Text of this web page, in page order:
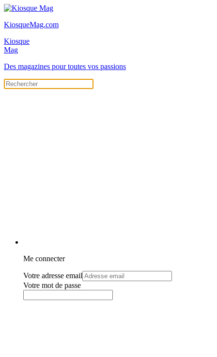
KiosqueMag.com
Kiosque
Mag
Des magazines pour toutes vos passions
Me connecter
Votre adresse email
Votre mot de passe